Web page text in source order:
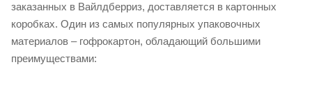
заказанных в Вайлдберриз, доставляется в картонных
коробках. Один из самых популярных упаковочных
материалов – гофрокартон, обладающий большими
преимуществами: